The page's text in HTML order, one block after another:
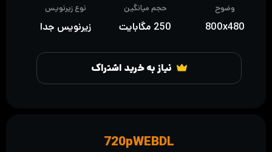
نیاز به خرید اشتراک
وضوح
800x480
حجم میانگین
250 مگابایت
نوع زیرنویس
زیرنویس جدا
720pWEBDL